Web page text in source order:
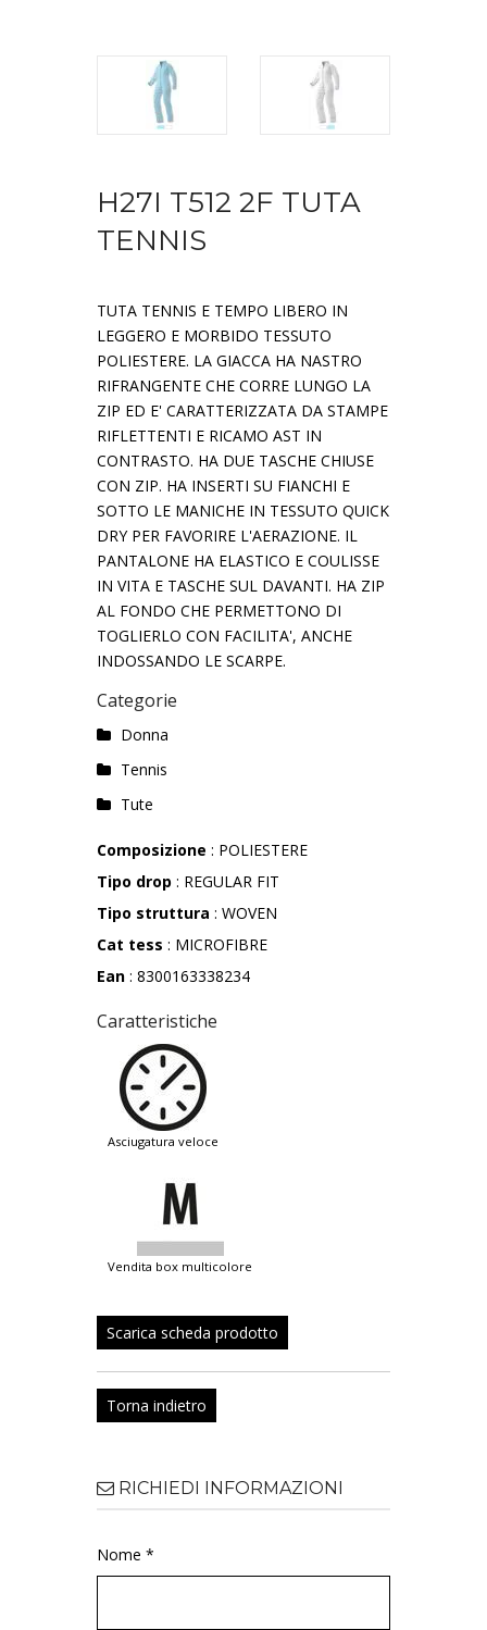
H27I T512 2F TUTA
TENNIS
TUTA TENNIS E TEMPO LIBERO IN
LEGGERO E MORBIDO TESSUTO
POLIESTERE. LA GIACCA HA NASTRO
RIFRANGENTE CHE CORRE LUNGO LA
ZIP ED E' CARATTERIZZATA DA STAMPE
RIFLETTENTI E RICAMO AST IN
CONTRASTO. HA DUE TASCHE CHIUSE
CON ZIP. HA INSERTI SU FIANCHI E
SOTTO LE MANICHE IN TESSUTO QUICK
DRY PER FAVORIRE L'AERAZIONE. IL
PANTALONE HA ELASTICO E COULISSE
IN VITA E TASCHE SUL DAVANTI. HA ZIP
AL FONDO CHE PERMETTONO DI
TOGLIERLO CON FACILITA', ANCHE
INDOSSANDO LE SCARPE.
Categorie
Donna
Tennis
Tute
Composizione : POLIESTERE
Tipo drop : REGULAR FIT
Tipo struttura : WOVEN
Cat tess : MICROFIBRE
Ean : 8300163338234
Caratteristiche
asciugatura veloce
vendita box multicolore
Scarica scheda prodotto
Torna indietro
RICHIEDI INFORMAZIONI
Nome *